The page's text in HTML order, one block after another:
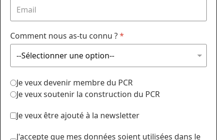
Comment nous as-tu connu ?*
Je veux devenir membre du PCR
Je veux soutenir la construction du PCR
Je veux être ajouté à la newsletter
J'accepte que mes données soient utilisées dans le